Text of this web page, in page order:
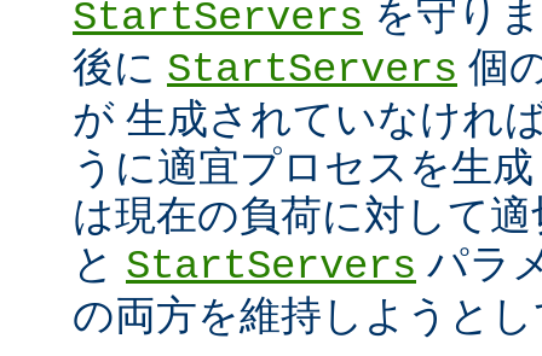
StartServers を守り
後に StartServers 個
が 生成されていなけれ
うに適宜プロセスを生
は現在の負荷に対して
と StartServers パラ
の両方を維持しようと